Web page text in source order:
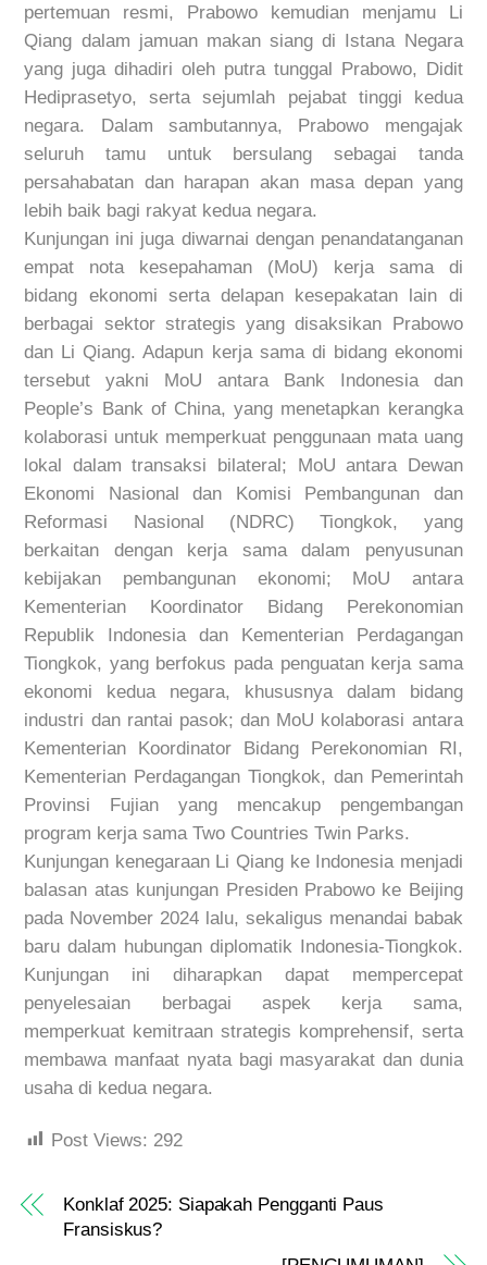
pertemuan resmi, Prabowo kemudian menjamu Li
Qiang dalam jamuan makan siang di Istana Negara
yang juga dihadiri oleh putra tunggal Prabowo, Didit
Hediprasetyo, serta sejumlah pejabat tinggi kedua
negara. Dalam sambutannya, Prabowo mengajak
seluruh tamu untuk bersulang sebagai tanda
persahabatan dan harapan akan masa depan yang
lebih baik bagi rakyat kedua negara.
Kunjungan ini juga diwarnai dengan penandatanganan
empat nota kesepahaman (MoU) kerja sama di
bidang ekonomi serta delapan kesepakatan lain di
berbagai sektor strategis yang disaksikan Prabowo
dan Li Qiang. Adapun kerja sama di bidang ekonomi
tersebut yakni MoU antara Bank Indonesia dan
People’s Bank of China, yang menetapkan kerangka
kolaborasi untuk memperkuat penggunaan mata uang
lokal dalam transaksi bilateral; MoU antara Dewan
Ekonomi Nasional dan Komisi Pembangunan dan
Reformasi Nasional (NDRC) Tiongkok, yang
berkaitan dengan kerja sama dalam penyusunan
kebijakan pembangunan ekonomi; MoU antara
Kementerian Koordinator Bidang Perekonomian
Republik Indonesia dan Kementerian Perdagangan
Tiongkok, yang berfokus pada penguatan kerja sama
ekonomi kedua negara, khususnya dalam bidang
industri dan rantai pasok; dan MoU kolaborasi antara
Kementerian Koordinator Bidang Perekonomian RI,
Kementerian Perdagangan Tiongkok, dan Pemerintah
Provinsi Fujian yang mencakup pengembangan
program kerja sama Two Countries Twin Parks.
Kunjungan kenegaraan Li Qiang ke Indonesia menjadi
balasan atas kunjungan Presiden Prabowo ke Beijing
pada November 2024 lalu, sekaligus menandai babak
baru dalam hubungan diplomatik Indonesia-Tiongkok.
Kunjungan ini diharapkan dapat mempercepat
penyelesaian berbagai aspek kerja sama,
memperkuat kemitraan strategis komprehensif, serta
membawa manfaat nyata bagi masyarakat dan dunia
usaha di kedua negara.
Post Views: 292
Konklaf 2025: Siapakah Pengganti Paus
Fransiskus?